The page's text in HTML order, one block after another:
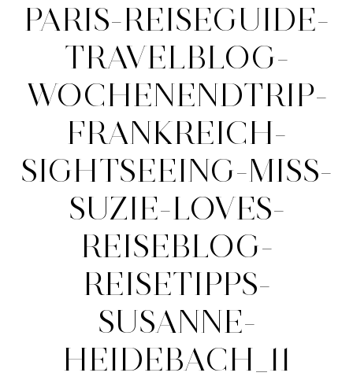
PARIS-REISEGUIDE-
TRAVELBLOG-
WOCHENENDTRIP-
FRANKREICH-
SIGHTSEEING-MISS-
SUZIE-LOVES-
REISEBLOG-
REISETIPPS-
SUSANNE-
HEIDEBACH_11